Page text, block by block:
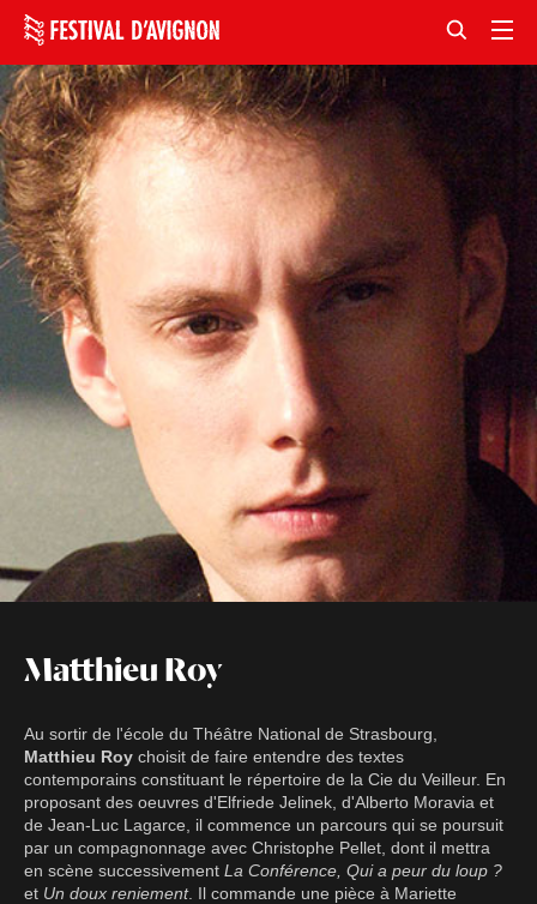
Matthieu Roy
Au sortir de l'école du Théâtre National de Strasbourg,
Matthieu Roy choisit de faire entendre des textes
contemporains constituant le répertoire de la Cie du Veilleur. En
proposant des oeuvres d'Elfriede Jelinek, d'Alberto Moravia et
de Jean-Luc Lagarce, il commence un parcours qui se poursuit
par un compagnonnage avec Christophe Pellet, dont il mettra
en scène successivement La Conférence, Qui a peur du loup ?
et Un doux reniement. Il commande une pièce à Mariette